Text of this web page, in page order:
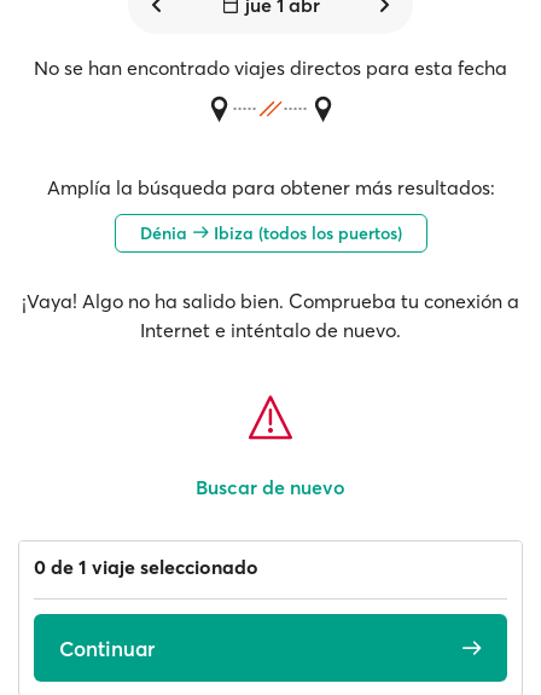
jue 1 abr
No se han encontrado viajes directos para esta fecha
Amplía la búsqueda para obtener más resultados:
Dénia Ibiza (todos los puertos)
¡Vaya! Algo no ha salido bien. Comprueba tu conexión a
Internet e inténtalo de nuevo.
Buscar de nuevo
0 de 1 viaje seleccionado
Continuar